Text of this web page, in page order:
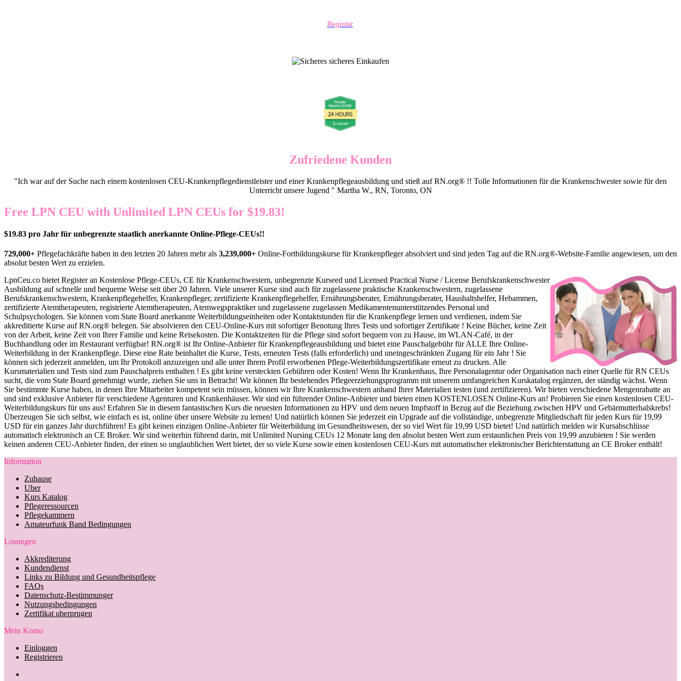
Register
Zufriedene Kunden
"Ich war auf der Suche nach einem kostenlosen CEU-Krankenpflegedienstleister und einer Krankenpflegeausbildung und stieß auf RN.org® !! Tolle Informationen für die Krankenschwester sowie für den
Unterricht unsere Jugend " Martha W., RN, Toronto, ON
Free LPN CEU with Unlimited LPN CEUs for $19.83!
$19.83 pro Jahr für unbegrenzte staatlich anerkannte Online-Pflege-CEUs!!
729,000+ Pflegefachkräfte haben in den letzten 20 Jahren mehr als 3,239,000+ Online-Fortbildungskurse für Krankenpfleger absolviert und sind jeden Tag auf die RN.org®-Website-Familie angewiesen, um den
absolut besten Wert zu erzielen.
LpnCeu.co bietet Registeran Kostenlose Pflege-CEUs, CE für Krankenschwestern, unbegrenzte Kurseed und Licensed Practical Nurse / License Berufskrankenschwester
Ausbildung auf schnelle und bequeme Weise seit über 20 Jahren. Viele unserer Kurse sind auch für zugelassene praktische Krankenschwestern, zugelassene
Berufskrankenschwestern, Krankenpflegehelfer, Krankenpfleger, zertifizierte Krankenpflegehelfer, Ernährungsberater, Ernährungsberater, Haushaltshelfer, Hebammen,
zertifizierte Atemtherapeuten, registrierte Atemtherapeuten, Atemwegspraktiker und zugelassene zugelassen Medikamentenunterstützendes Personal und
Schulpsychologen. Sie können vom State Board anerkannte Weiterbildungseinheiten oder Kontaktstunden für die Krankenpflege lernen und verdienen, indem Sie
akkreditierte Kurse auf RN.org® belegen. Sie absolvieren den CEU-Online-Kurs mit sofortiger Benotung Ihres Tests und sofortiger Zertifikate ! Keine Bücher, keine Zeit
von der Arbeit, keine Zeit von Ihrer Familie und keine Reisekosten. Die Kontaktzeiten für die Pflege sind sofort bequem von zu Hause, im WLAN-Café, in der
Buchhandlung oder im Restaurant verfügbar! RN.org® ist Ihr Online-Anbieter für Krankenpflegeausbildung und bietet eine Pauschalgebühr für ALLE Ihre Online-
Weiterbildung in der Krankenpflege. Diese eine Rate beinhaltet die Kurse, Tests, erneuten Tests (falls erforderlich) und uneingeschränkten Zugang für ein Jahr ! Sie
können sich jederzeit anmelden, um Ihr Protokoll anzuzeigen und alle unter Ihrem Profil erworbenen Pflege-Weiterbildungszertifikate erneut zu drucken. Alle
Kursmaterialien und Tests sind zum Pauschalpreis enthalten ! Es gibt keine versteckten Gebühren oder Kosten! Wenn Ihr Krankenhaus, Ihre Personalagentur oder Organisation nach einer Quelle für RN CEUs
sucht, die vom State Board genehmigt wurde, ziehen Sie uns in Betracht! Wir können Ihr bestehendes Pflegeerziehungsprogramm mit unserem umfangreichen Kurskatalog ergänzen, der ständig wächst. Wenn
Sie bestimmte Kurse haben, in denen Ihre Mitarbeiter kompetent sein müssen, können wir Ihre Krankenschwestern anhand Ihrer Materialien testen (und zertifizieren). Wir bieten verschiedene Mengenrabatte an
und sind exklusive Anbieter für verschiedene Agenturen und Krankenhäuser. Wir sind ein führender Online-Anbieter und bieten einen KOSTENLOSEN Online-Kurs an! Probieren Sie einen kostenlosen CEU-
Weiterbildungskurs für uns aus! Erfahren Sie in diesem fantastischen Kurs die neuesten Informationen zu HPV und dem neuen Impfstoff in Bezug auf die Beziehung zwischen HPV und Gebärmutterhalskrebs!
Überzeugen Sie sich selbst, wie einfach es ist, online über unsere Website zu lernen! Und natürlich können Sie jederzeit ein Upgrade auf die vollständige, unbegrenzte Mitgliedschaft für jeden Kurs für 19,99
USD für ein ganzes Jahr durchführen! Es gibt keinen einzigen Online-Anbieter für Weiterbildung im Gesundheitswesen, der so viel Wert für 19,99 USD bietet! Und natürlich melden wir Kursabschlüsse
automatisch elektronisch an CE Broker. Wir sind weiterhin führend darin, mit Unlimited Nursing CEUs 12 Monate lang den absolut besten Wert zum erstaunlichen Preis von 19,99 anzubieten ! Sie werden
keinen anderen CEU-Anbieter finden, der einen so unglaublichen Wert bietet, der so viele Kurse sowie einen kostenlosen CEU-Kurs mit automatischer elektronischer Berichterstattung an CE Broker enthält!
Information
Zuhause
Uber
Kurs Katalog
Pflegeressourcen
Pflegekammern
Amateurfunk Band Bedingungen
Losungen
Akkrediterung
Kundendienst
Links zu Bildung und Gesundheitspflege
FAQs
Datenschutz-Bestimmunger
Nutzungsbedingungen
Zertifikat uberprugen
Mein Konto
Einloggen
Registrieren